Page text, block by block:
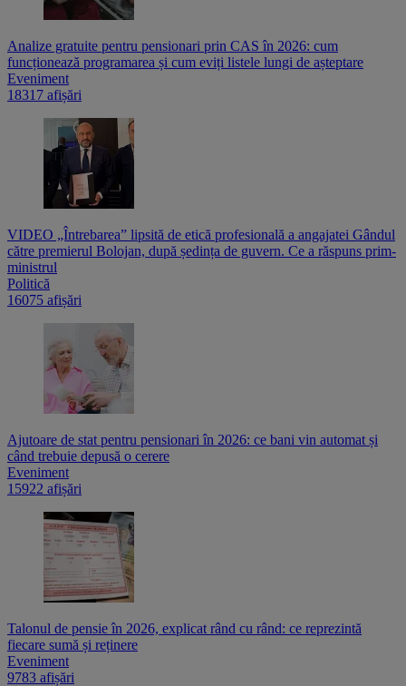
Analize gratuite pentru pensionari prin CAS în 2026: cum
funcționează programarea și cum eviți listele lungi de așteptare
Eveniment
18317 afișări
VIDEO „Întrebarea” lipsită de etică profesională a angajatei Gândul
către premierul Bolojan, după ședința de guvern. Ce a răspuns prim-
ministrul
Politică
16075 afișări
Ajutoare de stat pentru pensionari în 2026: ce bani vin automat și
când trebuie depusă o cerere
Eveniment
15922 afișări
Talonul de pensie în 2026, explicat rând cu rând: ce reprezintă
fiecare sumă și reținere
Eveniment
9783 afișări